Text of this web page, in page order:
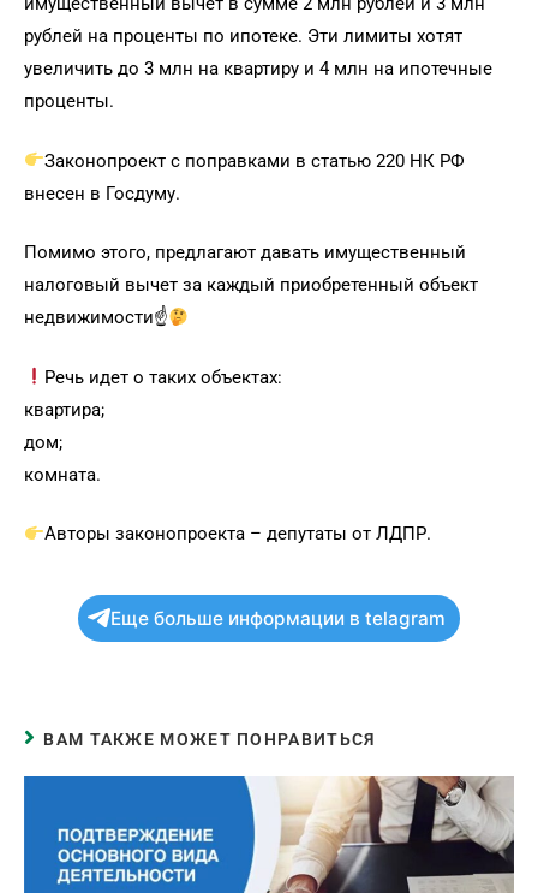
рублей на проценты по ипотеке. Эти лимиты хотят
увеличить до 3 млн на квартиру и 4 млн на ипотечные
проценты.
Законопроект с поправками в статью 220 НК РФ
внесен в Госдуму.
Помимо этого, предлагают давать имущественный
налоговый вычет за каждый приобретенный объект
недвижимости☝
Речь идет о таких объектах:
квартира;
дом;
комната.
Авторы законопроекта – депутаты от ЛДПР.
Еще больше информации в telagram
ВАМ ТАКЖЕ МОЖЕТ ПОНРАВИТЬСЯ